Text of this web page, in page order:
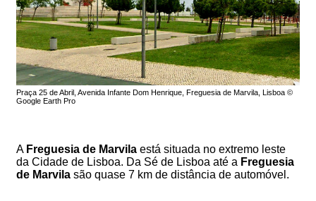
Praça 25 de Abril, Avenida Infante Dom Henrique, Freguesia de Marvila, Lisboa ©
Google Earth Pro
A Freguesia de Marvila está situada no extremo leste
da Cidade de Lisboa. Da Sé de Lisboa até a Freguesia
de Marvila são quase 7 km de distância de automóvel.